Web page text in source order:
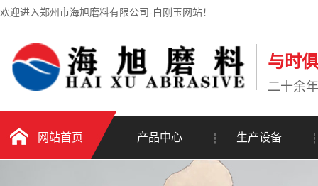
欢迎进入郑州市海旭磨料有限公司-白刚玉网站！
与时
二十余
网站首页 产品中心 生产设备